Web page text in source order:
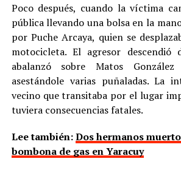
Poco después, cuando la víctima
pública llevando una bolsa en la
por Puche Arcaya, quien se
motocicleta. El agresor
abalanzó sobre Matos
asestándole varias puñaladas. La
vecino que transitaba por el lugar
tuviera consecuencias fatales.
Lee también:Dos hermanos
bombona de gas en Yaracuy